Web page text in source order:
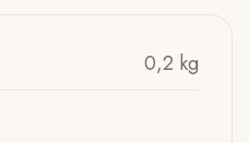
0,2 kg